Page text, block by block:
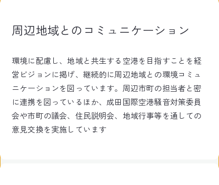
周辺地域とのコミュニケーション
環境に配慮し、地域と共生する空港を目指すことを経
営ビジョンに掲げ、継続的に周辺地域との環境コミュ
ニケーションを図っています。周辺市町の担当者と密
に連携を図っているほか、成田国際空港騒音対策委員
会や市町の議会、住民説明会、地域行事等を通しての
意見交換を実施しています